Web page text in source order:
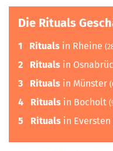
Die Rituals
1 Rituals in Rheine
2 Rituals in
3 Rituals in Münster
4 Rituals in Bocholt
5 Rituals in Eversten